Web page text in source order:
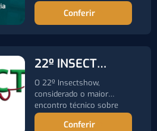
Conferir
22º INSECT
SHOW
O 22º Insectshow,
considerado o maior
encontro técnico sobre
controle de pragas…
Conferir